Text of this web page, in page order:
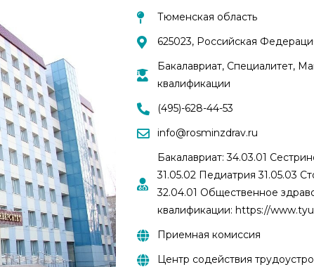
Тюменская область
625023, Российская
Бакалавриат, Специалитет,
квалификации
(495)-628-44-53
info@rosminzdrav.ru
Бакалавриат: 34.03.01
31.05.02 Педиатрия 31.05.03
32.04.01 Общественное
квалификации: https://
Приемная комиссия
Центр содействия